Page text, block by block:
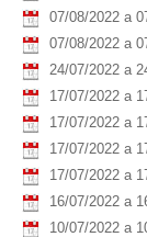
07/08/2022 a
07/08/2022 a
24/07/2022 a
17/07/2022 a
17/07/2022 a
17/07/2022 a
17/07/2022 a
16/07/2022 a
10/07/2022 a